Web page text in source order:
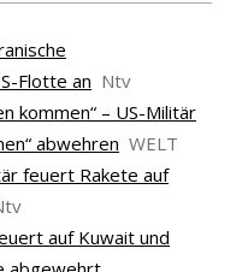
Flotte an Ntv
kommen“ – US-Militär
abwehren WELT
feuert Rakete auf
auf Kuwait und